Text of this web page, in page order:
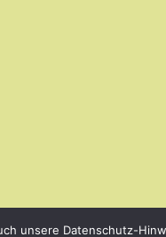
unsere Datenschutz-